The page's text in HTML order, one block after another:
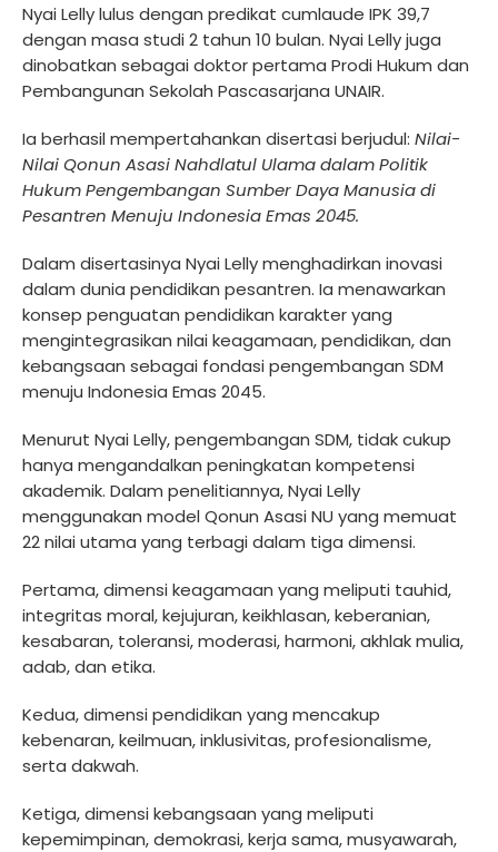
Nyai Lelly lulus dengan predikat cumlaude IPK 39,7
dengan masa studi 2 tahun 10 bulan. Nyai Lelly juga
dinobatkan sebagai doktor pertama Prodi Hukum dan
Pembangunan Sekolah Pascasarjana UNAIR.
Ia berhasil mempertahankan disertasi berjudul: Nilai-
Nilai Qonun Asasi Nahdlatul Ulama dalam Politik
Hukum Pengembangan Sumber Daya Manusia di
Pesantren Menuju Indonesia Emas 2045.
Dalam disertasinya Nyai Lelly menghadirkan inovasi
dalam dunia pendidikan pesantren. Ia menawarkan
konsep penguatan pendidikan karakter yang
mengintegrasikan nilai keagamaan, pendidikan, dan
kebangsaan sebagai fondasi pengembangan SDM
menuju Indonesia Emas 2045.
Menurut Nyai Lelly, pengembangan SDM, tidak cukup
hanya mengandalkan peningkatan kompetensi
akademik. Dalam penelitiannya, Nyai Lelly
menggunakan model Qonun Asasi NU yang memuat
22 nilai utama yang terbagi dalam tiga dimensi.
Pertama, dimensi keagamaan yang meliputi tauhid,
integritas moral, kejujuran, keikhlasan, keberanian,
kesabaran, toleransi, moderasi, harmoni, akhlak mulia,
adab, dan etika.
Kedua, dimensi pendidikan yang mencakup
kebenaran, keilmuan, inklusivitas, profesionalisme,
serta dakwah.
Ketiga, dimensi kebangsaan yang meliputi
kepemimpinan, demokrasi, kerja sama, musyawarah,